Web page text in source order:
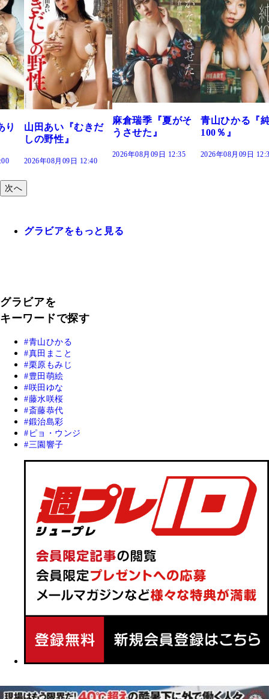
だ
麻倉瑞季『夏がそ
うさせた』
青山ひかる『純度
100％』
2026年08月09日 12:30
溝端 葵『もう
つの、あおい
で。』
2026年08月09日
次へ
グラビアをもっと見る
グラビアを
キーワードで探す
青山ひかる
真田まこと
栗原もみじ
豊田萌絵
咲田ゆな
藤水咲桜
斎藤恭代
鍛治島彩
ピョ・ウンジ
三園響子